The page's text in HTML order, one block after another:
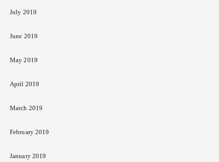
July 2019
June 2019
May 2019
April 2019
March 2019
February 2019
January 2019